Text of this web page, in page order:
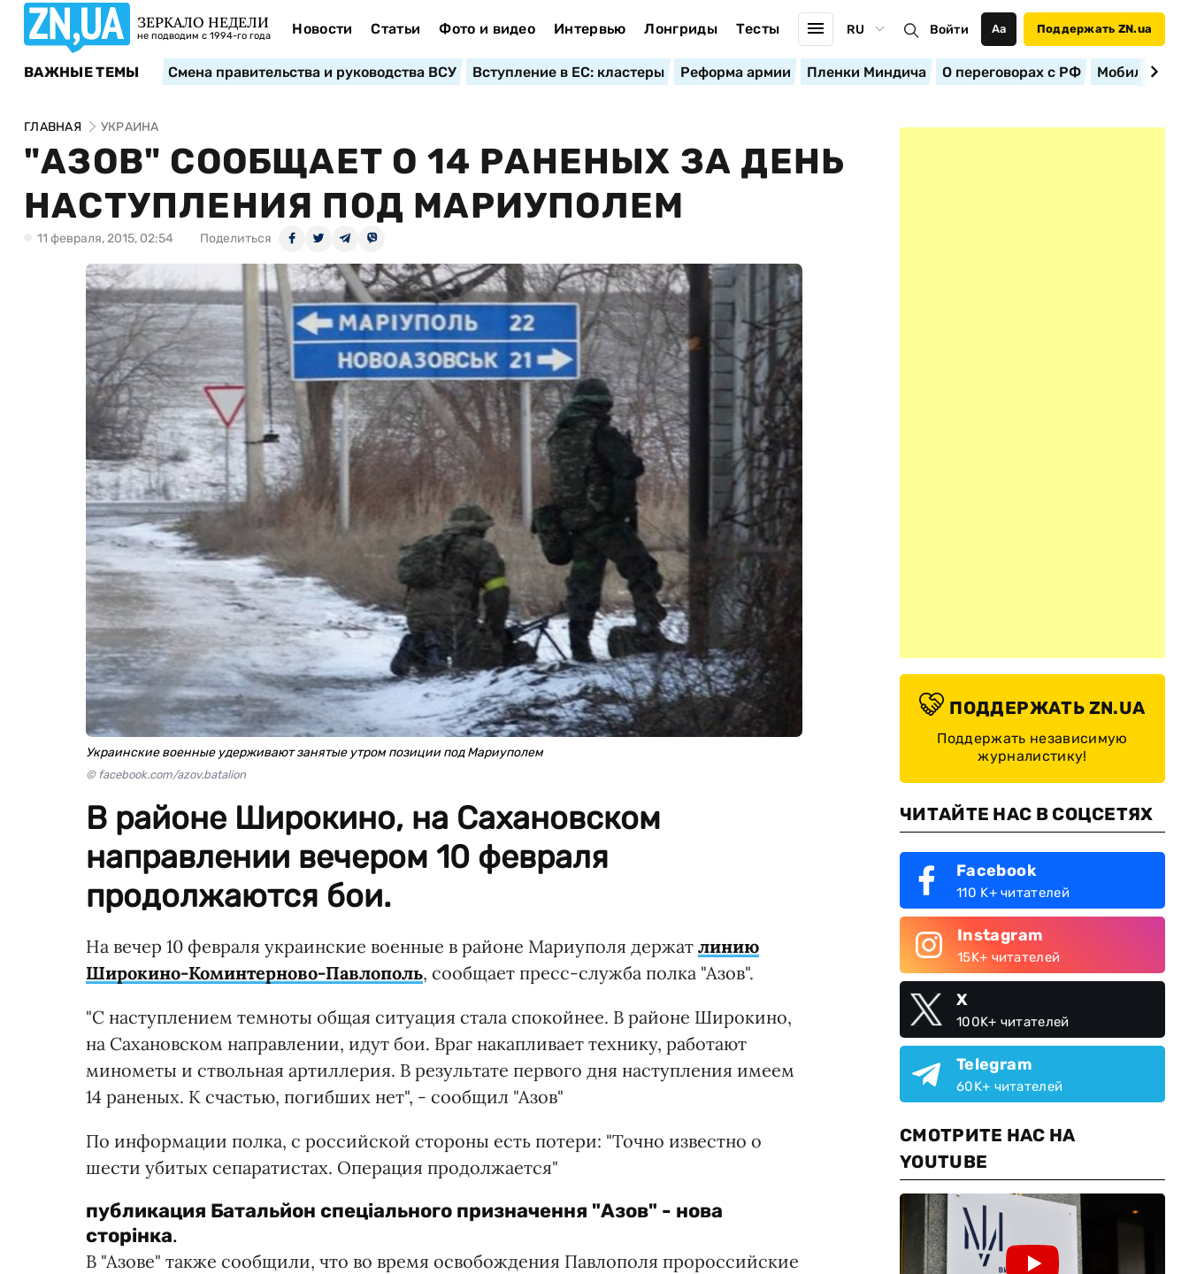
ЗЕРКАЛО НЕДЕЛИ
не подводим с 1994-го года Новости Статьи Фото и видео Интервью Лонгриды Тесты RU Войти Аа Поддержать ZN.ua
ВАЖНЫЕ ТЕМЫ Смена правительства и руководства ВСУ Вступление в ЕС: кластеры Реформа армии Пленки Миндича О переговорах с РФ
ГЛАВНАЯ УКРАИНА
"АЗОВ" СООБЩАЕТ О 14 РАНЕНЫХ ЗА ДЕНЬ
НАСТУПЛЕНИЯ ПОД МАРИУПОЛЕМ
11 февраля, 2015, 02:54 Поделиться
Украинские военные удерживают занятые утром позиции под Мариуполем
© facebook.com/azov.batalion
В районе Широкино, на Сахановском
направлении вечером 10 февраля
продолжаются бои.
На вечер 10 февраля украинские военные в районе Мариуполя держат линию
Широкино-Коминтерново-Павлополь, сообщает пресс-служба полка "Азов".
"С наступлением темноты общая ситуация стала спокойнее. В районе Широкино,
на Сахановском направлении, идут бои. Враг накапливает технику, работают
минометы и ствольная артиллерия. В результате первого дня наступления имеем
14 раненых. К счастью, погибших нет", - сообщил "Азов"
По информации полка, с российской стороны есть потери: "Точно известно о
шести убитых сепаратистах. Операция продолжается"
публикация Батальйон спеціального призначення "Азов" - нова
сторінка.
В "Азове" также сообщили, что во время освобождения Павлополя пророссийские
ПОДДЕРЖАТЬ ZN.UA
Поддержать независимую
журналистику!
ЧИТАЙТЕ НАС В СОЦСЕТЯХ
Facebook
110 K+ читателей
Instagram
15K+ читателей
X
100K+ читателей
Telegram
60K+ читателей
СМОТРИТЕ НАС НА
YOUTUBE